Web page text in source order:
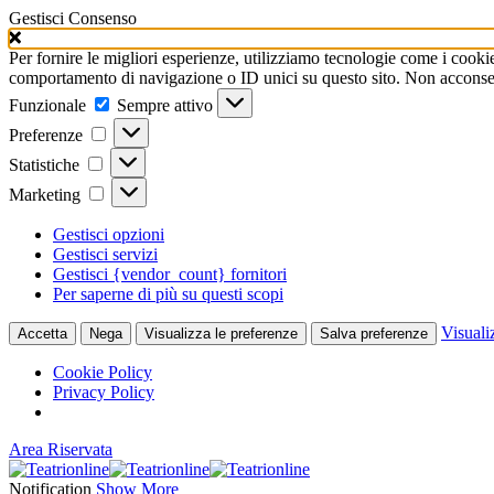
Gestisci Consenso
Per fornire le migliori esperienze, utilizziamo tecnologie come i
comportamento di navigazione o ID unici su questo sito. Non
Funzionale
Funzionale
Sempre attivo
Preferenze
Preferenze
Statistiche Statistiche
Marketing Marketing
Gestisci opzioni
Gestisci servizi
Gestisci {vendor_count} fornitori
Per saperne di più su questi scopi
Accetta Nega Visualizza le preferenze Salva preferenze
Cookie Policy
Privacy Policy
Area Riservata
Notification Show More